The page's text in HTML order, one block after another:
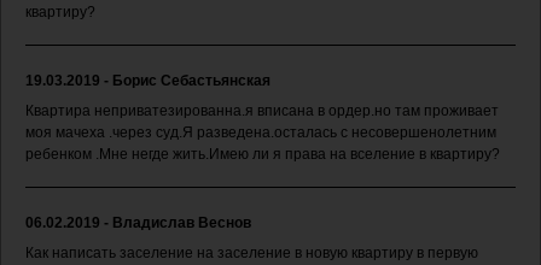
квартиру?
19.03.2019 - Борис Себастьянская
Квартира неприватезированна.я вписана в ордер.но там проживает
моя мачеха .через суд.Я разведена.осталась с несовершенолетним
ребенком .Мне негде жить.Имею ли я права на вселение в квартиру?
06.02.2019 - Владислав Веснов
Как написать заселение на заселение в новую квартиру в первую